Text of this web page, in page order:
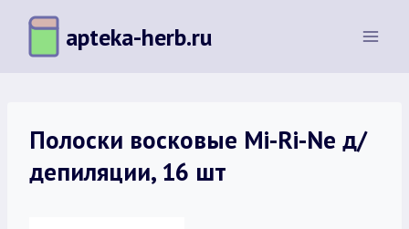
Перейти
содержимому
apteka-herb.ru
Полоски восковые Mi-Ri-Ne д/
депиляции, 16 шт